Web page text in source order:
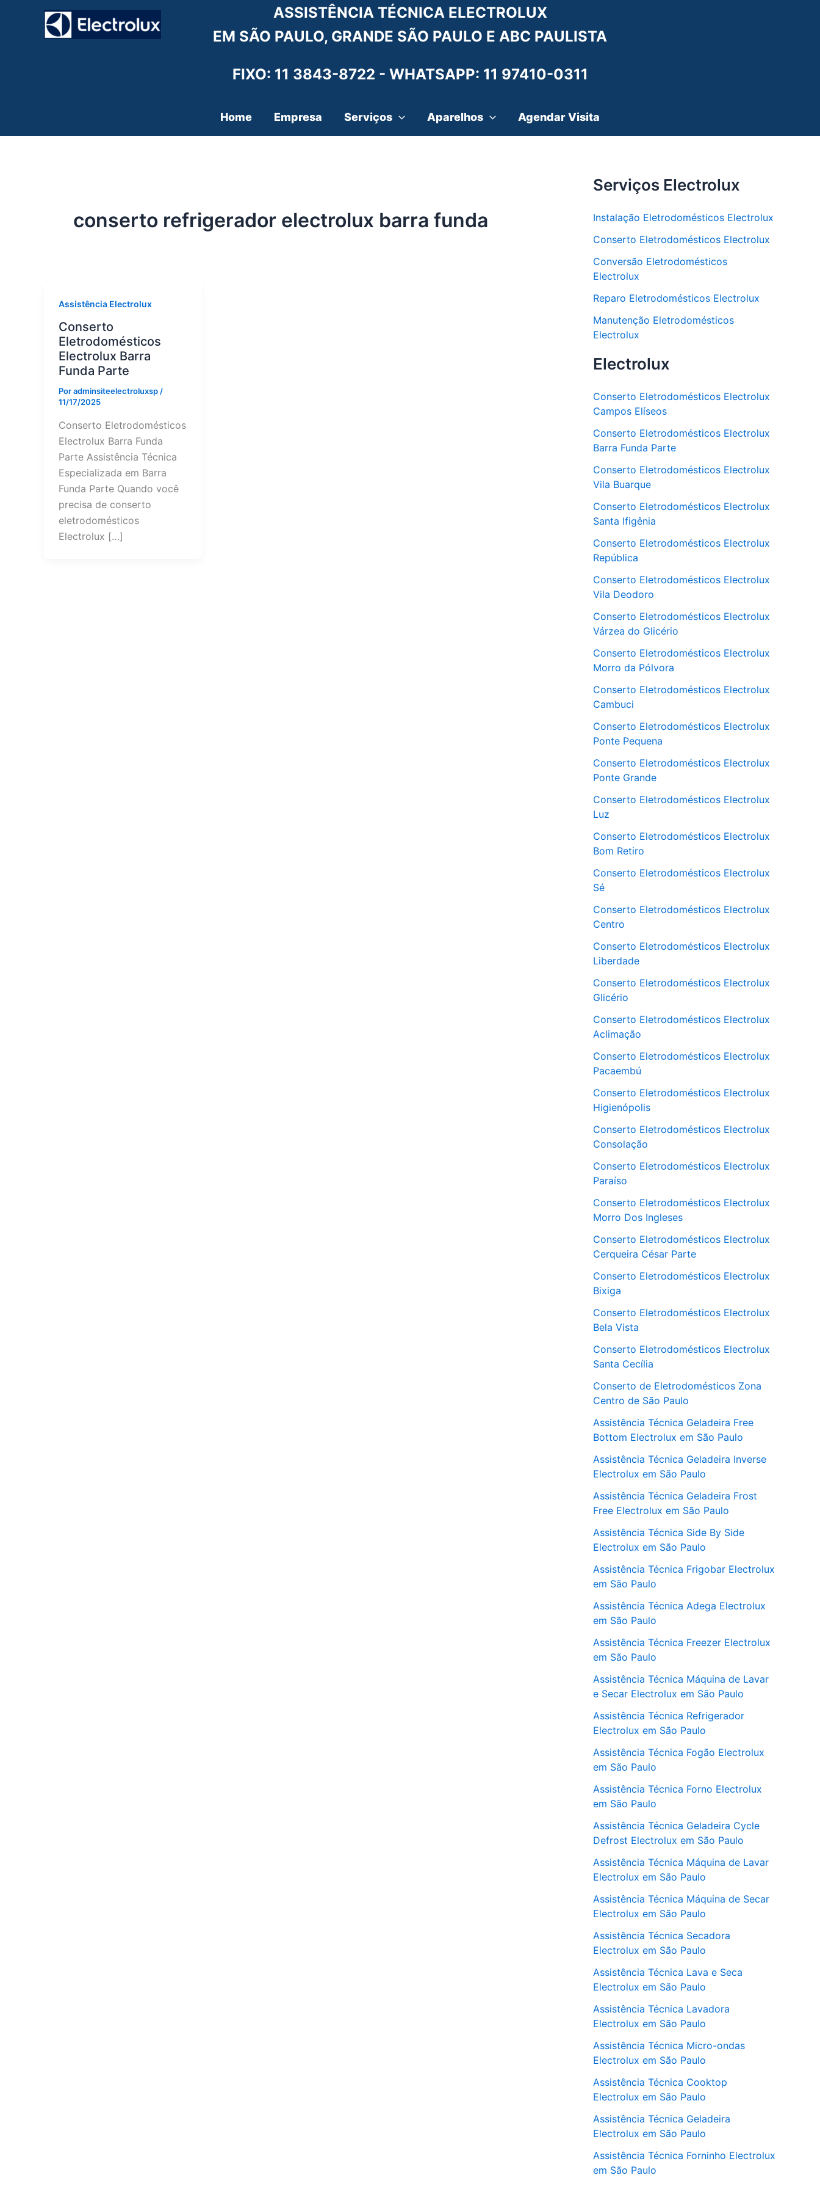
ASSISTÊNCIA TÉCNICA ELECTROLUX
EM SÃO PAULO, GRANDE SÃO PAULO E ABC PAULISTA
FIXO: 11 3843-8722 - WHATSAPP: 11 97410-0311
Home Empresa Serviços Aparelhos Agendar Visita
conserto refrigerador electrolux barra funda
Assistência Electrolux
Conserto
Eletrodomésticos
Electrolux Barra
Funda Parte
Poradminsiteelectroluxsp /
11/17/2025
Conserto Eletrodomésticos
Electrolux Barra Funda
Parte Assistência Técnica
Especializada em Barra
Funda Parte Quando você
precisa de conserto
eletrodomésticos
Electrolux […]
Serviços Electrolux
Instalação Eletrodomésticos Electrolux
Conserto Eletrodomésticos Electrolux
Conversão Eletrodomésticos
Electrolux
Reparo Eletrodomésticos Electrolux
Manutenção Eletrodomésticos
Electrolux
Electrolux
Conserto Eletrodomésticos Electrolux
Campos Elíseos
Conserto Eletrodomésticos Electrolux
Barra Funda Parte
Conserto Eletrodomésticos Electrolux
Vila Buarque
Conserto Eletrodomésticos Electrolux
Santa Ifigênia
Conserto Eletrodomésticos Electrolux
República
Conserto Eletrodomésticos Electrolux
Vila Deodoro
Conserto Eletrodomésticos Electrolux
Várzea do Glicério
Conserto Eletrodomésticos Electrolux
Morro da Pólvora
Conserto Eletrodomésticos Electrolux
Cambuci
Conserto Eletrodomésticos Electrolux
Ponte Pequena
Conserto Eletrodomésticos Electrolux
Ponte Grande
Conserto Eletrodomésticos Electrolux
Luz
Conserto Eletrodomésticos Electrolux
Bom Retiro
Conserto Eletrodomésticos Electrolux
Sé
Conserto Eletrodomésticos Electrolux
Centro
Conserto Eletrodomésticos Electrolux
Liberdade
Conserto Eletrodomésticos Electrolux
Glicério
Conserto Eletrodomésticos Electrolux
Aclimação
Conserto Eletrodomésticos Electrolux
Pacaembú
Conserto Eletrodomésticos Electrolux
Higienópolis
Conserto Eletrodomésticos Electrolux
Consolação
Conserto Eletrodomésticos Electrolux
Paraíso
Conserto Eletrodomésticos Electrolux
Morro Dos Ingleses
Conserto Eletrodomésticos Electrolux
Cerqueira César Parte
Conserto Eletrodomésticos Electrolux
Bixiga
Conserto Eletrodomésticos Electrolux
Bela Vista
Conserto Eletrodomésticos Electrolux
Santa Cecília
Conserto de Eletrodomésticos Zona
Centro de São Paulo
Assistência Técnica Geladeira Free
Bottom Electrolux em São Paulo
Assistência Técnica Geladeira Inverse
Electrolux em São Paulo
Assistência Técnica Geladeira Frost
Free Electrolux em São Paulo
Assistência Técnica Side By Side
Electrolux em São Paulo
Assistência Técnica Frigobar Electrolux
em São Paulo
Assistência Técnica Adega Electrolux
em São Paulo
Assistência Técnica Freezer Electrolux
em São Paulo
Assistência Técnica Máquina de Lavar
e Secar Electrolux em São Paulo
Assistência Técnica Refrigerador
Electrolux em São Paulo
Assistência Técnica Fogão Electrolux
em São Paulo
Assistência Técnica Forno Electrolux
em São Paulo
Assistência Técnica Geladeira Cycle
Defrost Electrolux em São Paulo
Assistência Técnica Máquina de Lavar
Electrolux em São Paulo
Assistência Técnica Máquina de Secar
Electrolux em São Paulo
Assistência Técnica Secadora
Electrolux em São Paulo
Assistência Técnica Lava e Seca
Electrolux em São Paulo
Assistência Técnica Lavadora
Electrolux em São Paulo
Assistência Técnica Micro-ondas
Electrolux em São Paulo
Assistência Técnica Cooktop
Electrolux em São Paulo
Assistência Técnica Geladeira
Electrolux em São Paulo
Assistência Técnica Forninho Electrolux
em São Paulo